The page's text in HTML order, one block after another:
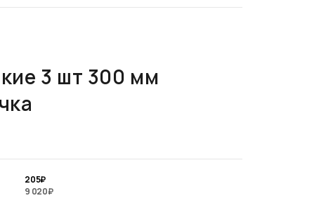
3 шт 300 мм
205₽
9 020₽